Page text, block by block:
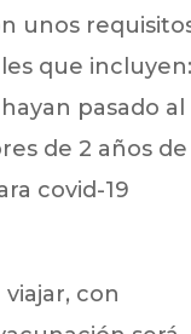
unos
que incluyen:
pasado al
de 2 años de
covid-19
con